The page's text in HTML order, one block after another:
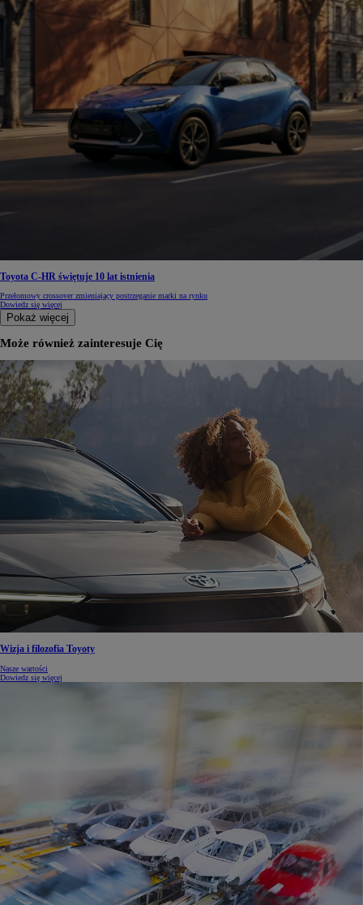
Toyota C-HR świętuje 10 lat istnienia
Przełomowy crossover zmieniający postrzeganie marki na rynku
Dowiedz się więcej
Pokaż więcej
Może również zainteresuje Cię
Wizja i filozofia Toyoty
Nasze wartości
Dowiedz się więcej